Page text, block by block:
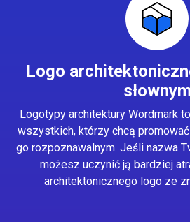
Logo
słownym
Logotypy architektury Wordmark
wszystkich, którzy chcą
go rozpoznawalnym. Jeśli nazwa
możesz uczynić ją bardziej
architektonicznego logo ze